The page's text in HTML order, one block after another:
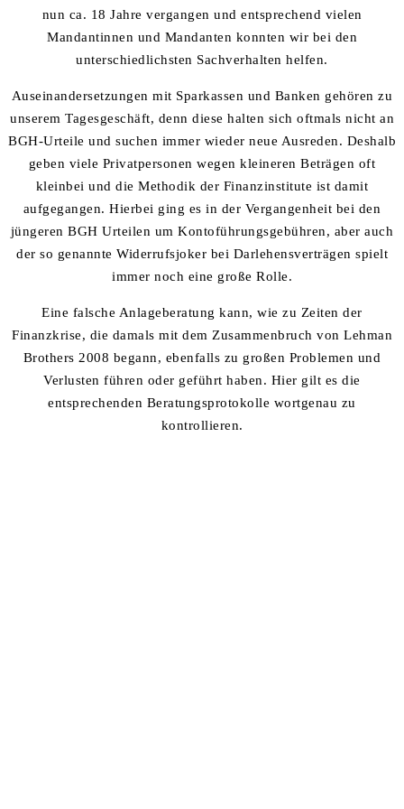
nun ca. 18 Jahre vergangen und entsprechend vielen
Mandantinnen und Mandanten konnten wir bei den
unterschiedlichsten Sachverhalten helfen.
Auseinandersetzungen mit Sparkassen und Banken gehören zu
unserem Tagesgeschäft, denn diese halten sich oftmals nicht an
BGH-Urteile und suchen immer wieder neue Ausreden. Deshalb
geben viele Privatpersonen wegen kleineren Beträgen oft
kleinbei und die Methodik der Finanzinstitute ist damit
aufgegangen. Hierbei ging es in der Vergangenheit bei den
jüngeren BGH Urteilen um Kontoführungsgebühren, aber auch
der so genannte Widerrufsjoker bei Darlehensverträgen spielt
immer noch eine große Rolle.
Eine falsche Anlageberatung kann, wie zu Zeiten der
Finanzkrise, die damals mit dem Zusammenbruch von Lehman
Brothers 2008 begann, ebenfalls zu großen Problemen und
Verlusten führen oder geführt haben. Hier gilt es die
entsprechenden Beratungsprotokolle wortgenau zu
kontrollieren.